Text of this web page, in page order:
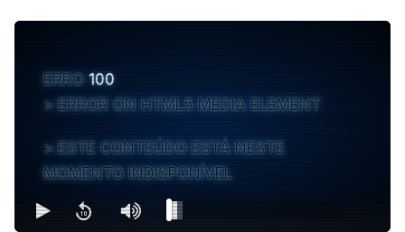
ERRO 100
ERROR ON HTML5 MEDIA ELEMENT
ESTE CONTEÚDO ESTÁ NESTE
MOMENTO INDISPONÍVEL